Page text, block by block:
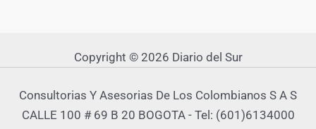
Copyright © 2026 Diario del Sur
Consultorias Y Asesorias De Los Colombianos S A S
CALLE 100 # 69 B 20 BOGOTA - Tel: (601)6134000